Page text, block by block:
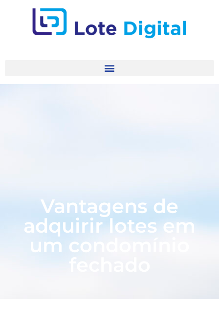
Vantagens de
adquirir lotes em
um condomínio
fechado